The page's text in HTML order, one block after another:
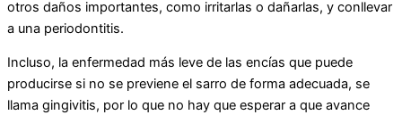
otros daños importantes, como irritarlas o dañarlas, y conllevar
a una periodontitis.
Incluso, la enfermedad más leve de las encías que puede
producirse si no se previene el sarro de forma adecuada, se
llama gingivitis, por lo que no hay que esperar a que avance